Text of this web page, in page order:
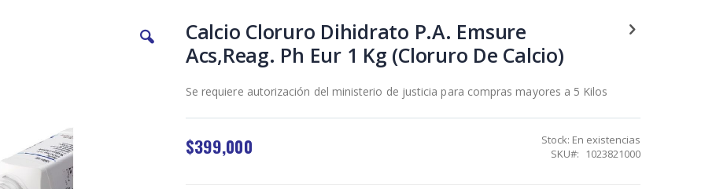
Calcio Cloruro Dihidrato P.A. Emsure
Acs,Reag. Ph Eur 1 Kg (Cloruro De Calcio)
Se requiere autorización del ministerio de justicia para compras mayores a 5 Kilos
$399,000 Stock: En existencias
SKU
1023821000